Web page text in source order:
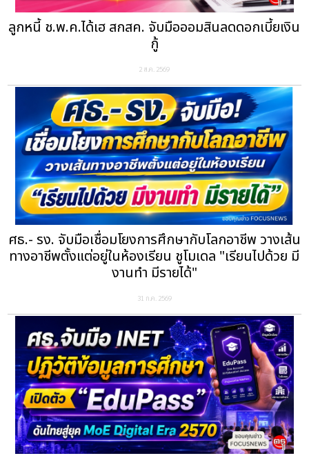
ลูกหนี้ ช.พ.ค.ได้เฮ สกสค. จับมือออมสินลดดอกเบี้ยเงิน
กู้
2 ส.ค. 2569
ศธ.- รง. จับมือเชื่อมโยงการศึกษากับโลกอาชีพ วางเส้น
ทางอาชีพตั้งแต่อยู่ในห้องเรียน ชูโมเดล "เรียนไปด้วย มี
งานทำ มีรายได้"
31 ก.ค. 2569